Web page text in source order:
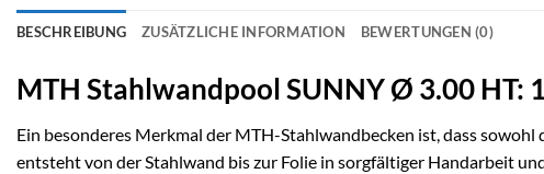
BESCHREIBUNG ZUSÄTZLICHE INFORMATION BEWERTUNGEN (0)
MTH Stahlwandpool SUNNY Ø 3.00 HT:
Ein besonderes Merkmal der MTH-Stahlwandbecken ist, dass
entsteht von der Stahlwand bis zur Folie in sorgfältiger Handarbeit